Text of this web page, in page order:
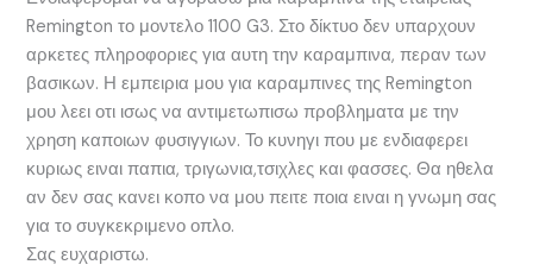
Remington το μοντελο 1100 G3. Στο δίκτυο δεν υπαρχουν
αρκετες πληροφοριες για αυτη την καραμπινα, περαν των
βασικων. Η εμπειρια μου για καραμπινες της Remington
μου λεει οτι ισως να αντιμετωπισω προβληματα με την
χρηση καποιων φυσιγγιων. Το κυνηγι που με ενδιαφερει
κυριως ειναι παπια, τριγωνια,τσιχλες και φασσες. Θα ηθελα
αν δεν σας κανει κοπο να μου πειτε ποια ειναι η γνωμη σας
για το συγκεκριμενο οπλο.
Σας ευχαριστω.